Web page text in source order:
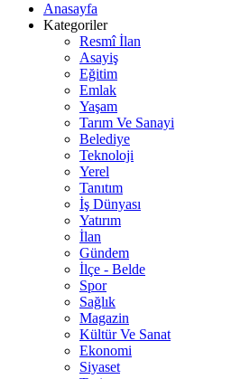
Anasayfa
Kategoriler
Resmî İlan
Asayiş
Eğitim
Emlak
Yaşam
Tarım Ve Sanayi
Belediye
Teknoloji
Yerel
Tanıtım
İş Dünyası
Yatırım
İlan
Gündem
İlçe - Belde
Spor
Sağlık
Magazin
Kültür Ve Sanat
Ekonomi
Siyaset